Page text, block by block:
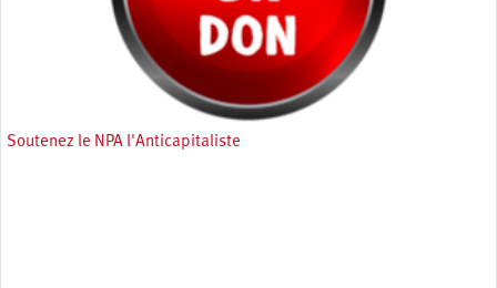
Soutenez le NPA l'Anticapitaliste